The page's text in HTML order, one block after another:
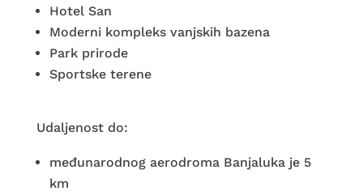
Kontakt telefon*
E-mail adresa*
Datum odjave*
Hotel San
Moderni kompleks vanjskih bazena
Park prirode
Sportske terene
Udaljenost do:
međunarodnog aerodroma Banjaluka je 5
km